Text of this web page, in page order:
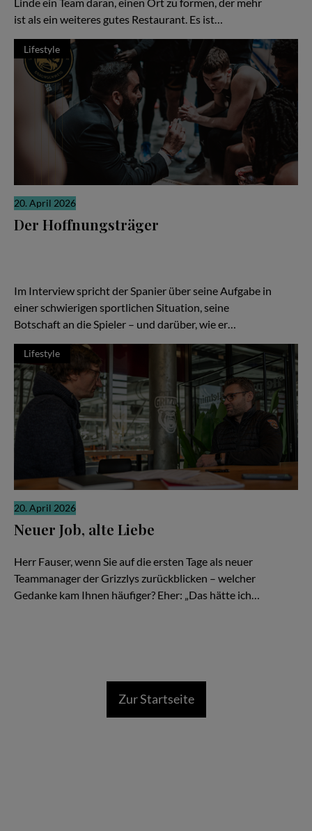
ist als ein weiteres gutes Restaurant. Es ist…
Lifestyle
20. April 2026
Der Hoffnungsträger
Im Interview spricht der Spanier über seine Aufgabe in
einer schwierigen sportlichen Situation, seine
Botschaft an die Spieler – und darüber, wie er…
Lifestyle
20. April 2026
Neuer Job, alte Liebe
Herr Fauser, wenn Sie auf die ersten Tage als neuer
Teammanager der Grizzlys zurückblicken – welcher
Gedanke kam Ihnen häufiger? Eher: „Das hätte ich…
Zur Startseite